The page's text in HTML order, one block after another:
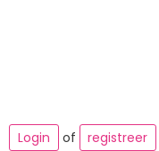
Login
of registreer